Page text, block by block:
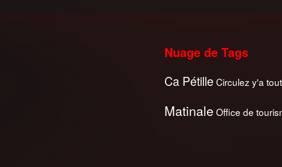
Nuage de Tags
Ca Pétille Circulez y'a
Matinale Office de